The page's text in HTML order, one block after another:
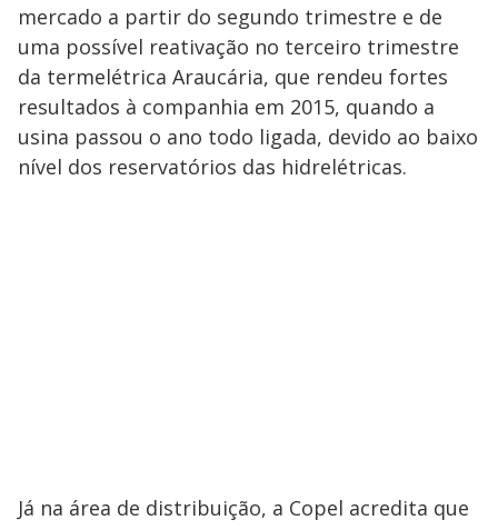
mercado a partir do segundo trimestre e de
uma possível reativação no terceiro trimestre
da termelétrica Araucária, que rendeu fortes
resultados à companhia em 2015, quando a
usina passou o ano todo ligada, devido ao baixo
nível dos reservatórios das hidrelétricas.
Já na área de distribuição, a Copel acredita que